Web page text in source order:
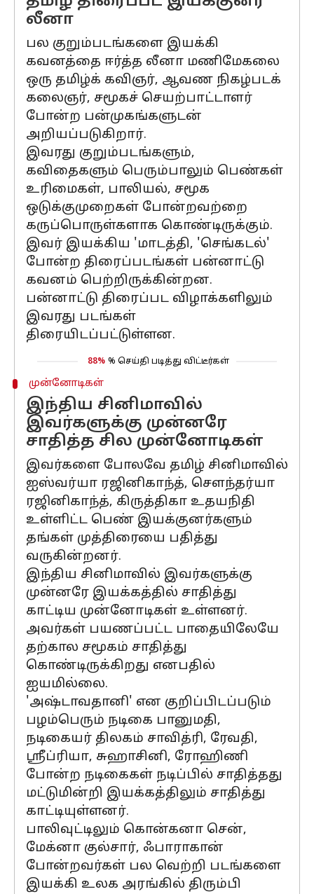
லீனா
பல குறும்படங்களை இயக்கி
கவனத்தை ஈர்த்த லீனா மணிமேகலை
ஒரு தமிழ்க் கவிஞர், ஆவண நிகழ்படக்
கலைஞர், சமூகச் செயற்பாட்டாளர்
போன்ற பன்முகங்களுடன்
அறியப்படுகிறார்.
இவரது குறும்படங்களும்,
கவிதைகளும் பெரும்பாலும் பெண்கள்
உரிமைகள், பாலியல், சமூக
ஒடுக்குமுறைகள் போன்றவற்றை
கருப்பொருள்களாக கொண்டிருக்கும்.
இவர் இயக்கிய 'மாடத்தி, 'செங்கடல்'
போன்ற திரைப்படங்கள் பன்னாட்டு
கவனம் பெற்றிருக்கின்றன.
பன்னாட்டு திரைப்பட விழாக்களிலும்
இவரது படங்கள்
திரையிடப்பட்டுள்ளன.
88% % செய்தி படித்து விட்டீர்கள்
முன்னோடிகள்
இந்திய சினிமாவில்
இவர்களுக்கு முன்னரே
சாதித்த சில முன்னோடிகள்
இவர்களை போலவே தமிழ் சினிமாவில்
ஐஸ்வர்யா ரஜினிகாந்த், சௌந்தர்யா
ரஜினிகாந்த், கிருத்திகா உதயநிதி
உள்ளிட்ட பெண் இயக்குனர்களும்
தங்கள் முத்திரையை பதித்து
வருகின்றனர்.
இந்திய சினிமாவில் இவர்களுக்கு
முன்னரே இயக்கத்தில் சாதித்து
காட்டிய முன்னோடிகள் உள்ளனர்.
அவர்கள் பயணப்பட்ட பாதையிலேயே
தற்கால சமூகம் சாதித்து
கொண்டிருக்கிறது எனபதில்
ஐயமில்லை.
'அஷ்டாவதானி' என குறிப்பிடப்படும்
பழம்பெரும் நடிகை பானுமதி,
நடிகையர் திலகம் சாவித்ரி, ரேவதி,
ஸ்ரீப்ரியா, சுஹாசினி, ரோஹிணி
போன்ற நடிகைகள் நடிப்பில் சாதித்தது
மட்டுமின்றி இயக்கத்திலும் சாதித்து
காட்டியுள்ளனர்.
பாலிவுட்டிலும் கொன்கனா சென்,
மேக்னா குல்சார், ஃபாராகான்
போன்றவர்கள் பல வெற்றி படங்களை
இயக்கி உலக அரங்கில் திரும்பி